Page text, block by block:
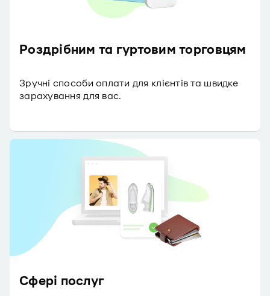
Роздрібним та гуртовим торговцям
Зручні способи оплати для клієнтів та швидке
зарахування для вас.
Сфері послуг